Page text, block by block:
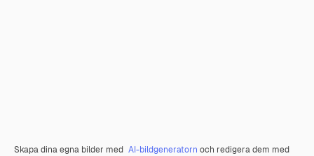
Skapa dina egna bilder med AI-bildgeneratorn och redigera dem med